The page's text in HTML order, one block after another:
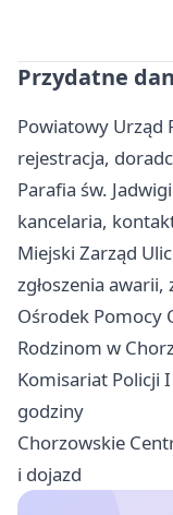
Przydatne
Powiatowy Urząd
rejestracja,
Parafia św.
kancelaria,
Miejski Zarząd
zgłoszenia
Ośrodek Pomocy
Rodzinom w
Komisariat Policji
godziny
Chorzowskie
i dojazd